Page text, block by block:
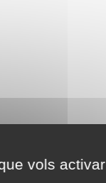
vols activar